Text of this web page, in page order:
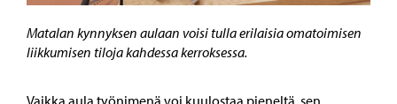
Matalan kynnyksen aulaan voisi tulla erilaisia omatoimisen
liikkumisen tiloja kahdessa kerroksessa.